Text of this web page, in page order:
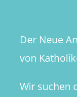
Der Neue
von
Wir suchen